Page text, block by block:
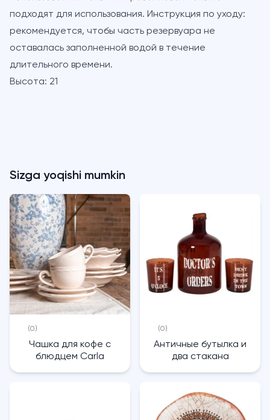
подходят для использования. Инструкция по уходу:
рекомендуется, чтобы часть резервуара не
оставалась заполненной водой в течение
длительного времени.
Высота: 21
Sizga yoqishi mumkin
(0)
Чашка для кофе с
блюдцем Carla
(0)
Античные бутылка и
два стакана